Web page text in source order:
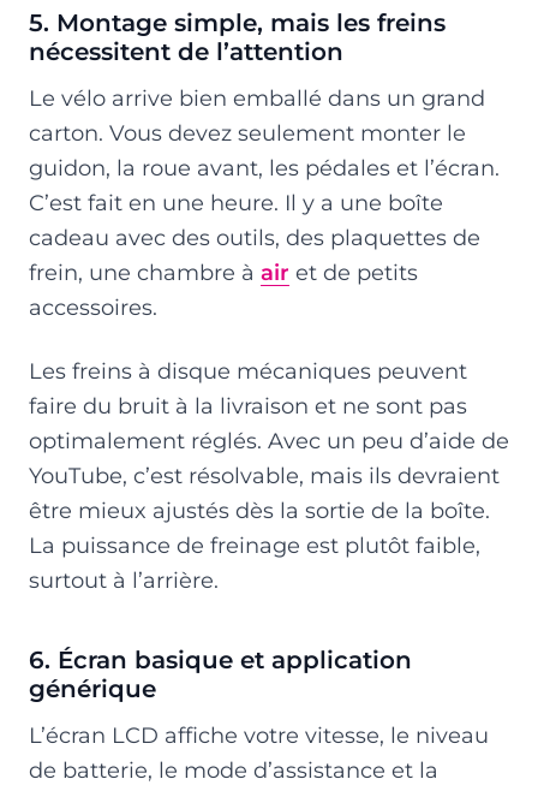
5. Montage simple, mais les freins
nécessitent de l’attention
Le vélo arrive bien emballé dans un grand
carton. Vous devez seulement monter le
guidon, la roue avant, les pédales et l’écran.
C’est fait en une heure. Il y a une boîte
cadeau avec des outils, des plaquettes de
frein, une chambre à air et de petits
accessoires.
Les freins à disque mécaniques peuvent
faire du bruit à la livraison et ne sont pas
optimalement réglés. Avec un peu d’aide de
YouTube, c’est résolvable, mais ils devraient
être mieux ajustés dès la sortie de la boîte.
La puissance de freinage est plutôt faible,
surtout à l’arrière.
6. Écran basique et application
générique
L’écran LCD affiche votre vitesse, le niveau
de batterie, le mode d’assistance et la